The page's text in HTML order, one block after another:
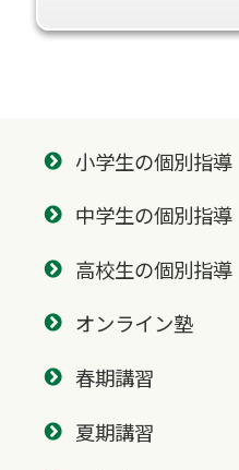
小学生の個別指導
中学生の個別指導
高校生の個別指導
オンライン塾
春期講習
夏期講習